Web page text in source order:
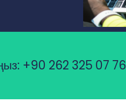
+90 262 325 07 76